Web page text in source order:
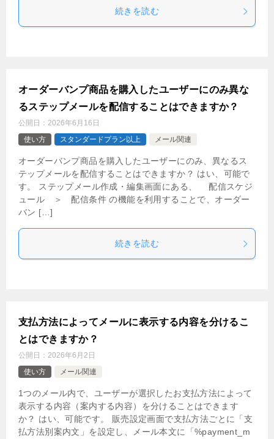
続きを読む
オーダーバンプ商品を購入したユーザーにのみ異な
るステップメールを配信することはできますか？
公開日： 2026年6月16日
使い方
スタンダードプラン以上 メール関連
オーダーバンプ商品を購入したユーザーにのみ、異なるス
テップメールを配信することはできますか？ はい、可能で
す。 ステップメール作成・編集画面にある、 配信スケジ
ュール ＞ 配信条件 の機能を利用することで、オーダー
バン […]
続きを読む
支払方法によってメールに表示する内容を分けるこ
とはできますか？
公開日： 2026年6月2日
使い方
メール関連
1つのメール内で、ユーザーが選択したお支払方法によって
表示する内容（案内する内容）を分けることはできます
か？ はい、可能です。 販売設定画面で支払方法ごとに「支
払方法別案内文」を設定し、メール本文に「%payment_m